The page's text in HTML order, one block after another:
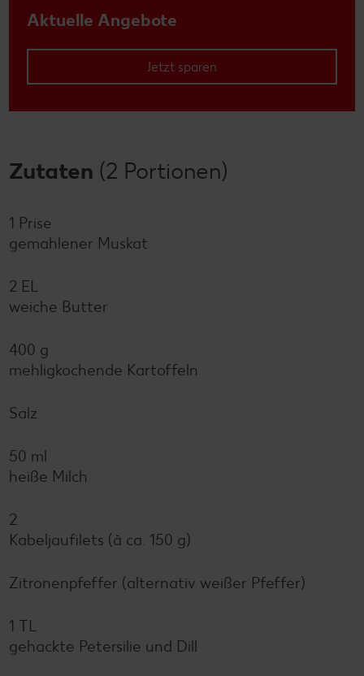
Aktuelle Angebote
Jetzt sparen
Zutaten (2 Portionen)
1 Prise
gemahlener Muskat
2 EL
weiche Butter
400 g
mehligkochende Kartoffeln
Salz
50 ml
heiße Milch
2
Kabeljaufilets (à ca. 150 g)
Zitronenpfeffer (alternativ weißer Pfeffer)
1 TL
gehackte Petersilie und Dill